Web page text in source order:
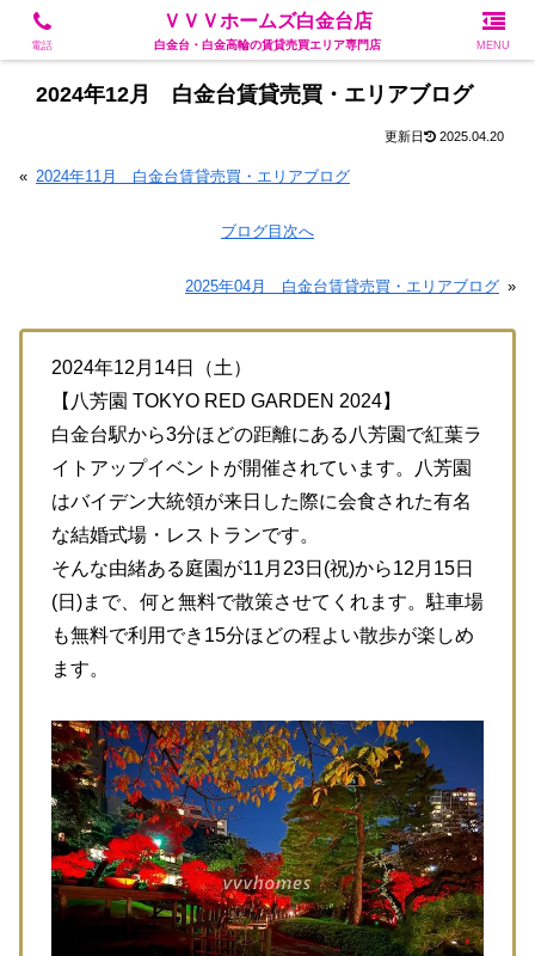
2024年12月 白金台賃貸売買・エリアブログ
2025.04.20
« 2024年11月 白金台賃貸売買・エリアブログ
ブログ目次へ
2025年04月 白金台賃貸売買・エリアブログ »
2024年12月14日（土）
【八芳園 TOKYO RED GARDEN 2024】
白金台駅から3分ほどの距離にある八芳園で紅葉ラ
イトアップイベントが開催されています。八芳園
はバイデン大統領が来日した際に会食された有名
な結婚式場・レストランです。
そんな由緒ある庭園が11月23日(祝)から12月15⽇
(⽇)まで、何と無料で散策させてくれます。駐車場
も無料で利用でき15分ほどの程よい散歩が楽しめ
ます。
電話
ＶＶＶホームズ白金台店
白金台・白金高輪の賃貸売買エリア専門店 MENU